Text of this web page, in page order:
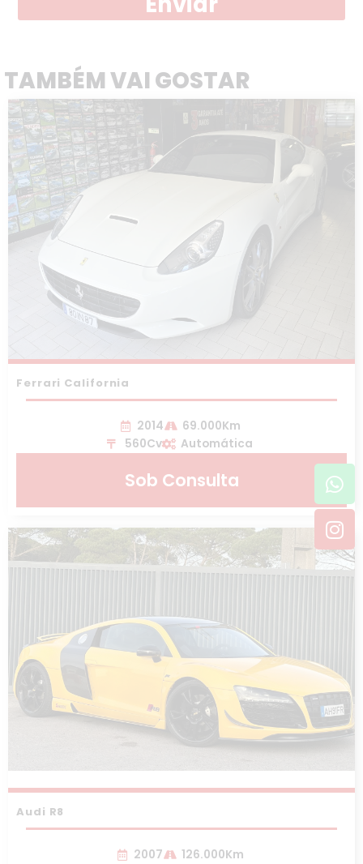
TAMBÉM VAI GOSTAR
Ferrari California
2014
69.000Km
560Cv
Automática
Sob Consulta
Audi R8
2007
126.000Km